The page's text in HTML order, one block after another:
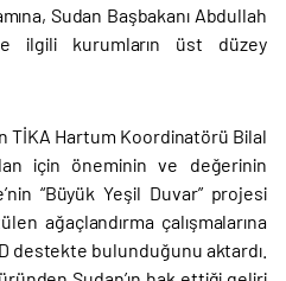
Sudan Başbakanı Abdullah
ilgili kurumların üst düzey
TİKA Hartum Koordinatörü Bilal
için öneminin ve değerinin
“Büyük Yeşil Duvar” projesi
ağaçlandırma çalışmalarına
destekte bulunduğunu aktardı.